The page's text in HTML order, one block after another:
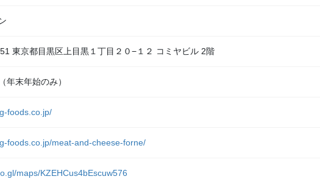
東京都目黒区上目黒１丁目２０−１２ コミヤビル 2階
年末年始のみ）
foods.co.jp/
foods.co.jp/meat-and-cheese-forne/
maps/KZEHCus4bEscuw576